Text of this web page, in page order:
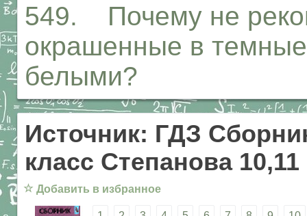
549. Почему не
окрашенные в
белыми?
Источник: ГДЗ
класс Степанова 10,11
☆ Добавить в избранное